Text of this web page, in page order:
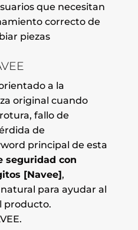
que necesitan
correcto de
piezas
a la
original cuando
fallo de
de
principal de esta
seguridad con
[Navee],
para ayudar al
producto.